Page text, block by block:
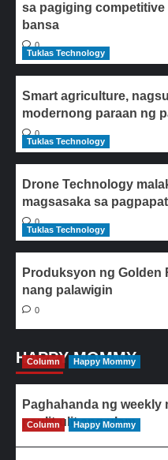
sa pagiging
bansa
0
Tuklas Technology
Smart agriculture,
modernong paraan ng
0
Tuklas Technology
Drone Technology
magsasaka sa
0
Tuklas Technology
Produksyon ng Golden
nang palawigin
0
HAPPY MOMMY
Column Happy Mommy
Paghahanda ng
paulit-ulit ang ulam
Column Happy Mommy